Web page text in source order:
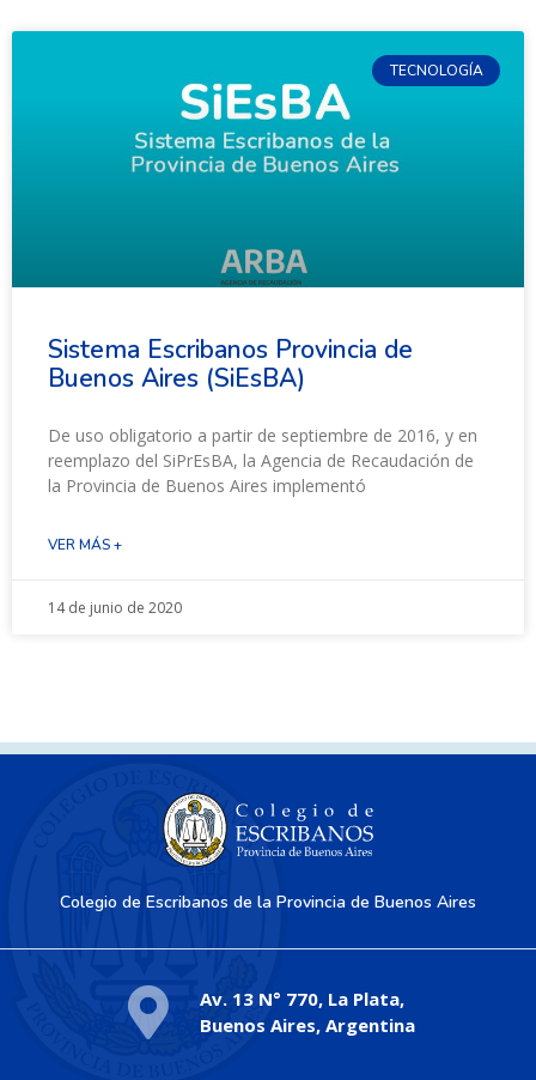
TECNOLOGÍA
Sistema Escribanos Provincia de
Buenos Aires (SiEsBA)
De uso obligatorio a partir de septiembre de 2016, y en
reemplazo del SiPrEsBA, la Agencia de Recaudación de
la Provincia de Buenos Aires implementó
VER MÁS +
14 de junio de 2020
Colegio de Escribanos de la Provincia de Buenos Aires
Av. 13 N° 770, La Plata,
Buenos Aires, Argentina